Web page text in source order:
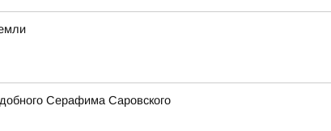
Серафима Саровского